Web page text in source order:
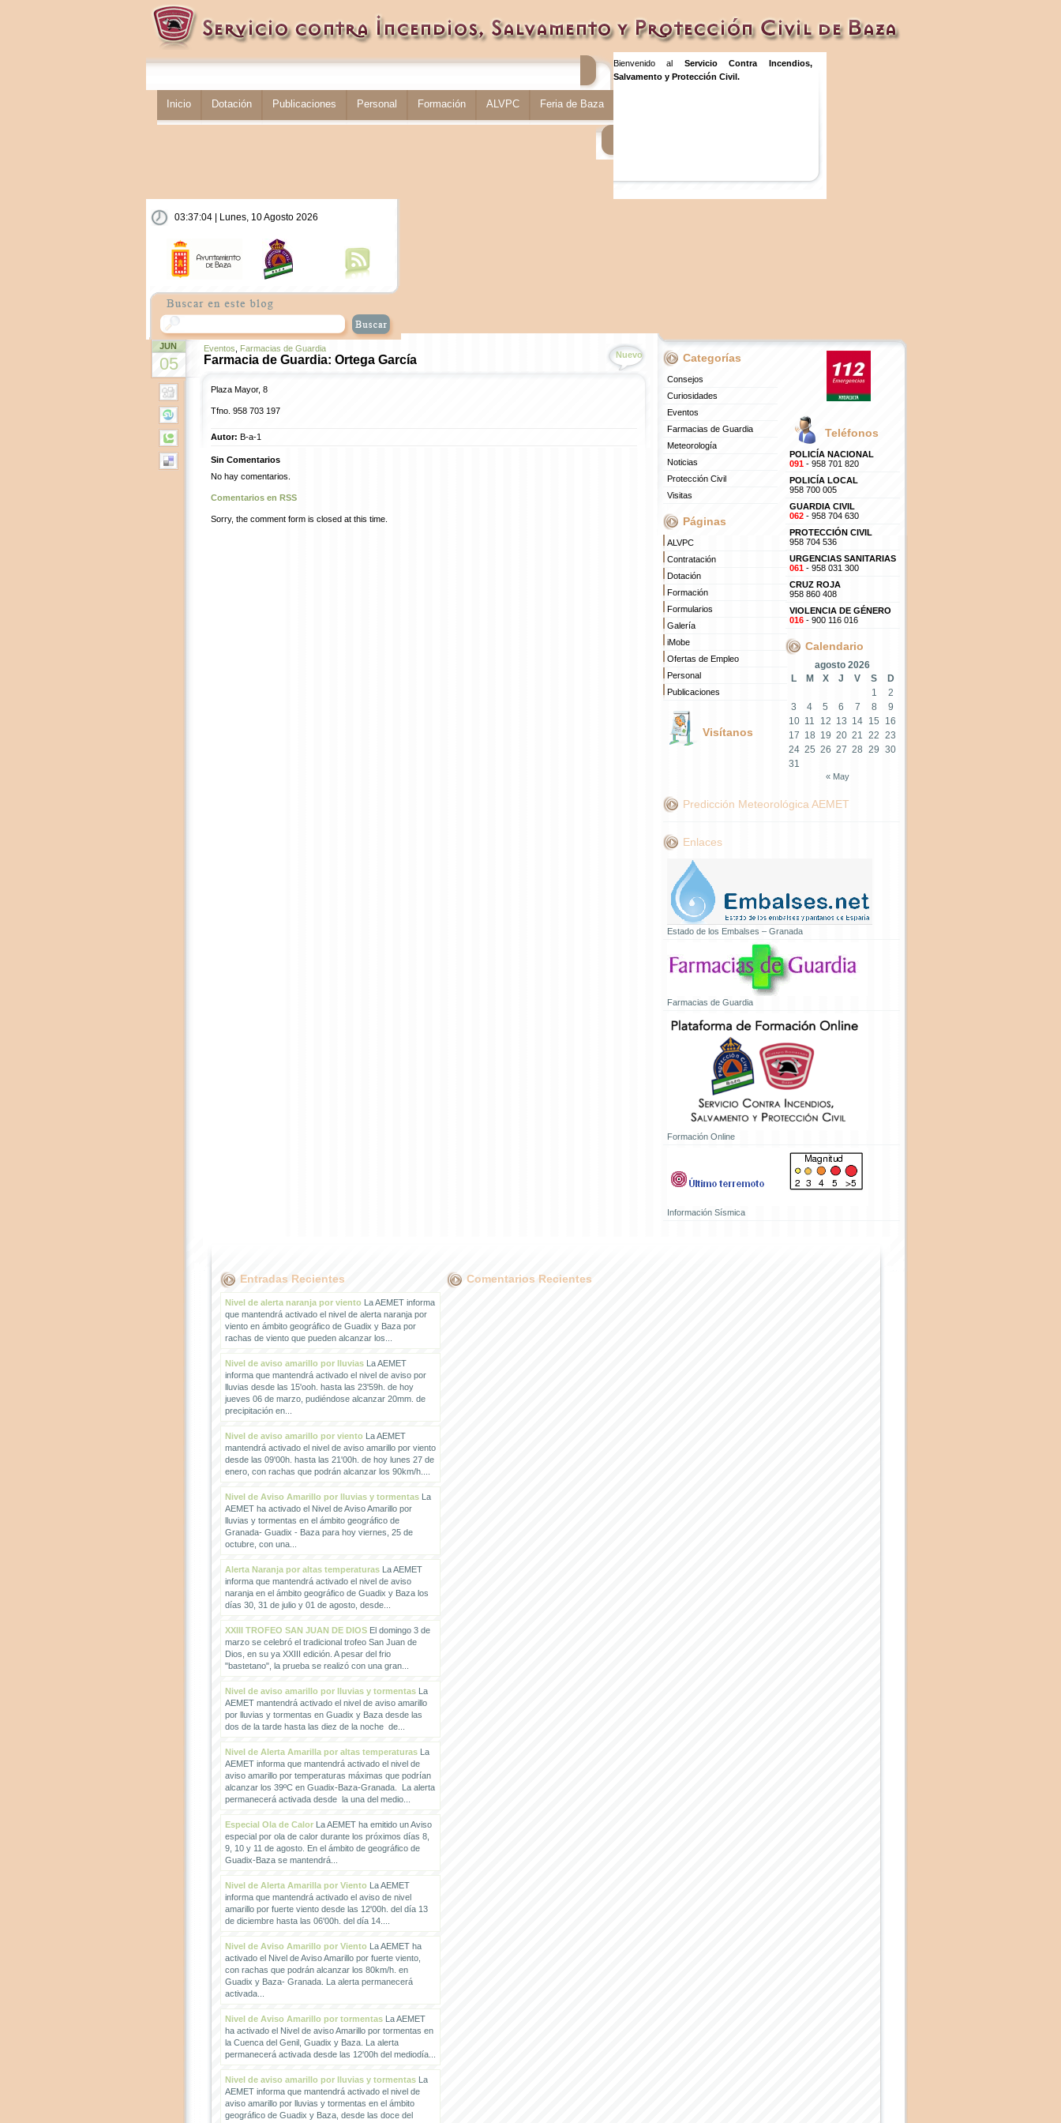
Inicio Dotación Publicaciones Personal Formación ALVPC Feria de Baza
Bienvenido al Servicio Contra Incendios,
Salvamento y Protección Civil.
03:37:05 | Lunes, 10 Agosto 2026
JUN
05
Eventos Farmacias de Guardia
Farmacia de Guardia: Ortega García Nuevo
Plaza Mayor, 8
Tfno. 958 703 197
Autor: B-a-1
Sin Comentarios
No hay comentarios.
Comentarios en RSS
Sorry, the comment form is closed at this time.
Categorías
Consejos
Curiosidades
Eventos
Farmacias de Guardia
Meteorología
Noticias
Protección Civil
Visitas
Páginas
ALVPC
Contratación
Dotación
Formación
Formularios
Galería
iMobe
Ofertas de Empleo
Personal
Publicaciones
Visítanos
Teléfonos
POLICÍA NACIONAL
091- 958 701 820
POLICÍA LOCAL
958 700 005
GUARDIA CIVIL
062- 958 704 630
PROTECCIÓN CIVIL
958 704 536
URGENCIAS SANITARIAS
061- 958 031 300
CRUZ ROJA
958 860 408
VIOLENCIA DE GÉNERO
016- 900 116 016
Calendario
agosto 2026
L
M X J V S
D
1
2
3
4 5 6 7 8
9
10 11 12 13 14 15
16
17 18 19 20 21 22 23
24 25 26 27 28 29 30
31
« May
Predicción Meteorológica AEMET
Enlaces
Estado de los Embalses – Granada
Farmacias de Guardia
Formación Online
Información Sísmica
Entradas Recientes
Nivel de alerta naranja por vientoLa AEMET informa
que mantendrá activado el nivel de alerta naranja por
viento en ámbito geográfico de Guadix y Baza por
rachas de viento que pueden alcanzar los...
Nivel de aviso amarillo por lluviasLa AEMET
informa que mantendrá activado el nivel de aviso por
lluvias desde las 15'ooh. hasta las 23'59h. de hoy
jueves 06 de marzo, pudiéndose alcanzar 20mm. de
precipitación en...
Nivel de aviso amarillo por vientoLa AEMET
mantendrá activado el nivel de aviso amarillo por viento
desde las 09'00h. hasta las 21'00h. de hoy lunes 27 de
enero, con rachas que podrán alcanzar los 90km/h....
Nivel de Aviso Amarillo por lluvias y tormentasLa
AEMET ha activado el Nivel de Aviso Amarillo por
lluvias y tormentas en el ámbito geográfico de
Granada- Guadix - Baza para hoy viernes, 25 de
octubre, con una...
Alerta Naranja por altas temperaturasLa AEMET
informa que mantendrá activado el nivel de aviso
naranja en el ámbito geográfico de Guadix y Baza los
días 30, 31 de julio y 01 de agosto, desde...
XXIII TROFEO SAN JUAN DE DIOSEl domingo 3 de
marzo se celebró el tradicional trofeo San Juan de
Dios, en su ya XXIII edición. A pesar del frio
"bastetano", la prueba se realizó con una gran...
Nivel de aviso amarillo por lluvias y tormentasLa
AEMET mantendrá activado el nivel de aviso amarillo
por lluvias y tormentas en Guadix y Baza desde las
dos de la tarde hasta las diez de la noche de...
Nivel de Alerta Amarilla por altas temperaturasLa
AEMET informa que mantendrá activado el nivel de
aviso amarillo por temperaturas máximas que podrían
alcanzar los 39ºC en Guadix-Baza-Granada. La alerta
permanecerá activada desde la una del medio...
Especial Ola de CalorLa AEMET ha emitido un Aviso
especial por ola de calor durante los próximos días 8,
9, 10 y 11 de agosto. En el ámbito de geográfico de
Guadix-Baza se mantendrá...
Nivel de Alerta Amarilla por VientoLa AEMET
informa que mantendrá activado el aviso de nivel
amarillo por fuerte viento desde las 12'00h. del día 13
de diciembre hasta las 06'00h. del día 14....
Nivel de Aviso Amarillo por VientoLa AEMET ha
activado el Nivel de Aviso Amarillo por fuerte viento,
con rachas que podrán alcanzar los 80km/h. en
Guadix y Baza- Granada. La alerta permanecerá
activada...
Nivel de Aviso Amarillo por tormentasLa AEMET
ha activado el Nivel de aviso Amarillo por tormentas en
la Cuenca del Genil, Guadix y Baza. La alerta
permanecerá activada desde las 12'00h del mediodía...
Nivel de aviso amarillo por lluvias y tormentasLa
AEMET informa que mantendrá activado el nivel de
aviso amarillo por lluvias y tormentas en el ámbito
geográfico de Guadix y Baza, desde las doce del
Comentarios Recientes